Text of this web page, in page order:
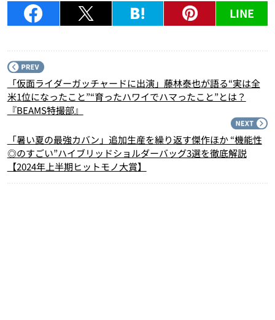
LINE
「仮面ライダーガッチャードに出演」藤林泰也が語る“実は全
米1位になったこと”“育ったハワイでハマったこと”とは？
『BEAMS特撮部』
「暑い夏の最強カバン」追加生産を繰り返す傑作ほか “機能性
◎のすごい”ハイブリッドショルダーバッグ3選を徹底解説
【2024年上半期ヒットモノ大賞】